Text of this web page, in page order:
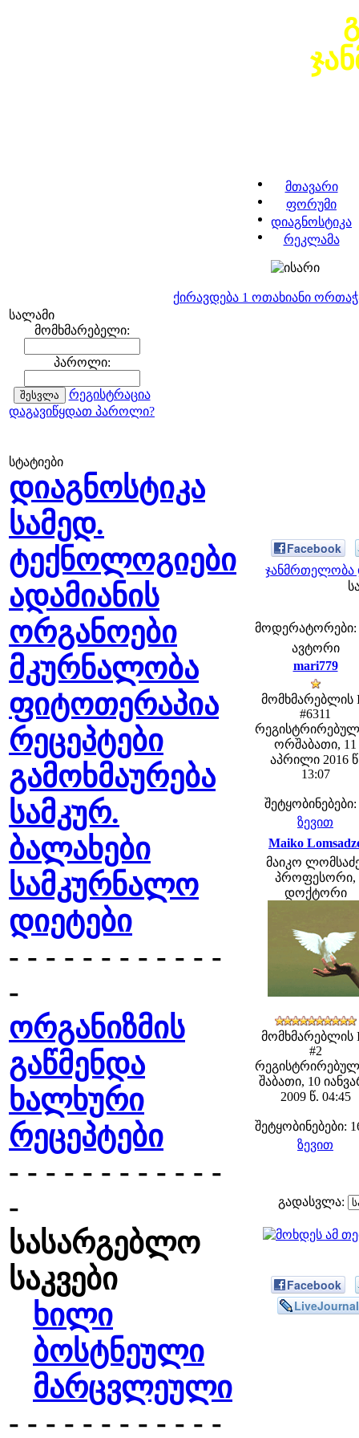
მთავარი
ფორუმი
დიაგნოსტიკა
რეკლამა
ქირავდება 1 ოთახიანი
სალამი
მომხმარებელი:
პაროლი:
რეგისტრაცია
დაგავიწყდათ პაროლი?
სტატიები
დიაგნოსტიკა
სამედ.
ტექნოლოგიები
ადამიანის
ორგანოები
მკურნალობა
ფიტოთერაპია
რეცეპტები
გამოხმაურება
სამკურ.
ბალახები
სამკურნალო
დიეტები
- - - - - - - - - - - -
-
ორგანიზმის
გაწმენდა
ხალხური
რეცეპტები
- - - - - - - - - - - -
-
სასარგებლო
საკვები
ხილი
ბოსტნეული
მარცვლეული
- - - - - - - - - - - -
Facebook
ჯანმრთელობა
მოდერატორები:
ავტორი
mari779
მომხმარებლის
#6311
ორშაბათი, 11
აპრილი 2016
13:07
შეტყობინებები:
ზევით
Maiko
მაიკო
პროფესორი,
დოქტორი
მომხმარებლის
#2
შაბათი, 10
2009 წ. 04:45
შეტყობინებები:
ზევით
გადასვლა:
Facebook
LiveJournal